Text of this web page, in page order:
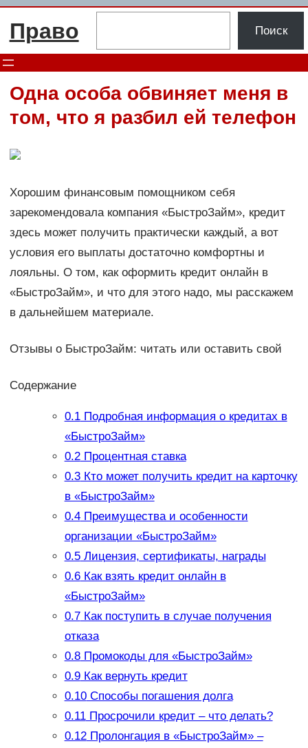
Перейти
Право Поиск
Одна особа обвиняет меня в
том, что я разбил ей телефон
Хорошим финансовым помощником себя
зарекомендовала компания «БыстроЗайм», кредит
здесь может получить практически каждый, а вот
условия его выплаты достаточно комфортны и
лояльны. О том, как оформить кредит онлайн в
«БыстроЗайм», и что для этого надо, мы расскажем
в дальнейшем материале.
Отзывы о БыстроЗайм: читать или оставить свой
Содержание
0.1Подробная информация о кредитах в
«БыстроЗайм»
0.2Процентная ставка
0.3Кто может получить кредит на карточку
в «БыстроЗайм»
0.4Преимущества и особенности
организации «БыстроЗайм»
0.5Лицензия, сертификаты, награды
0.6Как взять кредит онлайн в
«БыстроЗайм»
0.7Как поступить в случае получения
отказа
0.8Промокоды для «БыстроЗайм»
0.9Как вернуть кредит
0.10Способы погашения долга
0.11Просрочили кредит – что делать?
0.12Пролонгация в «БыстроЗайм» –